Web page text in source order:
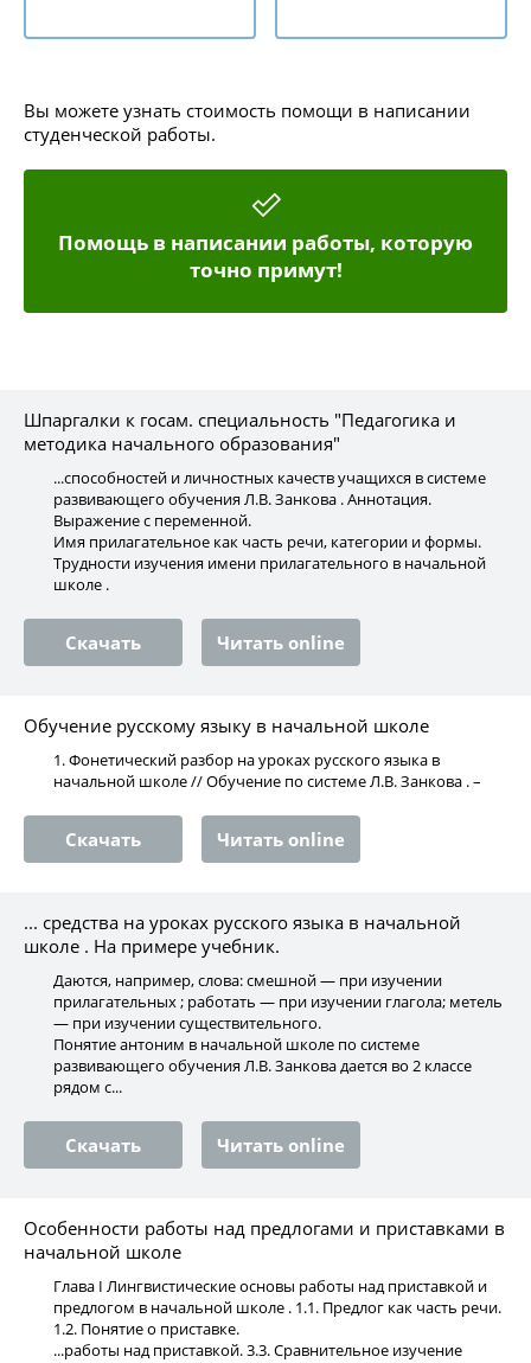
Вы можете узнать стоимость помощи в написании
студенческой работы.
Помощь в написании работы, которую
точно примут!
Шпаргалки к госам. специальность "Педагогика и
методика начального образования"
...способностей и личностных качеств учащихся в системе
развивающего обучения Л.В. Занкова . Аннотация.
Выражение с переменной.
Имя прилагательное как часть речи, категории и формы.
Трудности изучения имени прилагательного в начальной
школе .
Скачать Читать online
Обучение русскому языку в начальной школе
1. Фонетический разбор на уроках русского языка в
начальной школе // Обучение по системе Л.В. Занкова . –
Скачать Читать online
... средства на уроках русского языка в начальной
школе . На примере учебник.
Даются, например, слова: смешной — при изучении
прилагательных ; работать — при изучении глагола; метель
— при изучении существительного.
Понятие антоним в начальной школе по системе
развивающего обучения Л.В. Занкова дается во 2 классе
рядом с...
Скачать Читать online
Особенности работы над предлогами и приставками в
начальной школе
Глава I Лингвистические основы работы над приставкой и
предлогом в начальной школе . 1.1. Предлог как часть речи.
1.2. Понятие о приставке.
...работы над приставкой. 3.3. Сравнительное изучение